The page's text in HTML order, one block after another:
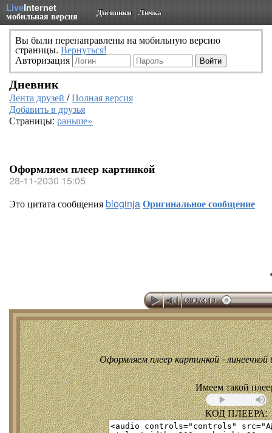
LiveInternet
мобильная версия Дневники Личка
Вы были перенаправлены на мобильную версию
страницы. Вернуться!
Авторизация
Дневник
Лента друзей /Полная версия
Добавить в друзья
Страницы: раньше»
Оформляем плеер картинкой
28-11-2030 15:05
Это цитата сообщенияbloginjaОригинальное сообщение
Оформляем плеер картинкой - линеечкой
Имеем такой
КОД ПЛЕЕРА: